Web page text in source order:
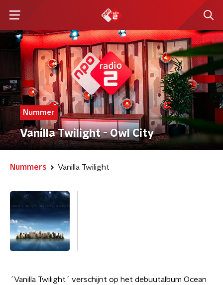
Nummer
Vanilla Twilight - Owl City
Nummers Vanilla Twilight
´Vanilla Twilight´ verschijnt op het debuutalbum Ocean